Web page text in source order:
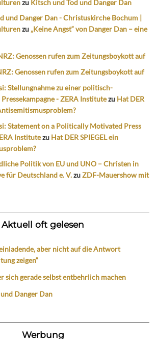
zu Kitsch und Tod und Danger Dan
und Danger Dan - Christuskirche Bochum |
zu „Keine Angst“ von Danger Dan – eine
Genossen rufen zum Zeitungsboykott auf
Genossen rufen zum Zeitungsboykott auf
Stellungnahme zu einer politisch-
- ZERA Institutezu Hat DER
Statement on a Politically Motivated Press
Institutezu Hat DER SPIEGEL ein
Politik von EU und UNO – Christen in
für Deutschland e. V.zuZDF-Mauershow mit
Aktuell oft gelesen
aber nicht auf die Antwort
zeigen“
sich gerade selbst entbehrlich machen
Danger Dan
Werbung